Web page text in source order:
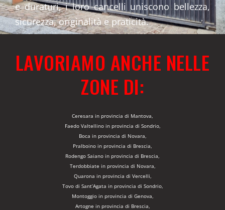
e duraturi, i loro cancelli uniscono bellezza,
sicurezza, originalità e praticità.
LAVORIAMO ANCHE NELLE
ZONE DI:
Ceresara in provincia di Mantova,
Faedo Valtellino in provincia di Sondrio,
Boca in provincia di Novara,
Pralboino in provincia di Brescia,
Rodengo Saiano in provincia di Brescia,
Terdobbiate in provincia di Novara,
Quarona in provincia di Vercelli,
Tovo di Sant’Agata in provincia di Sondrio,
Montoggio in provincia di Genova,
Artogne in provincia di Brescia,